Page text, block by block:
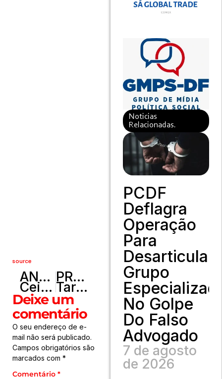
source
ANTERIOR
Ceilândia e Cresspom brigam por vaga na Série A3 do Campeonato Brasileiro
PRÓXIMO
Tarcísio celebra Nobel e critica quem defende “regime execrável”
Deixe um
comentário
O seu endereço de e-
mail não será publicado.
Campos obrigatórios são
marcados com *
Comentário *
Noticias
Relacionadas.
PCDF
Deflagra
Operação
Para
Desarticular
Grupo
No Golpe
Do Falso
Advogado
7 de agosto
de 2026